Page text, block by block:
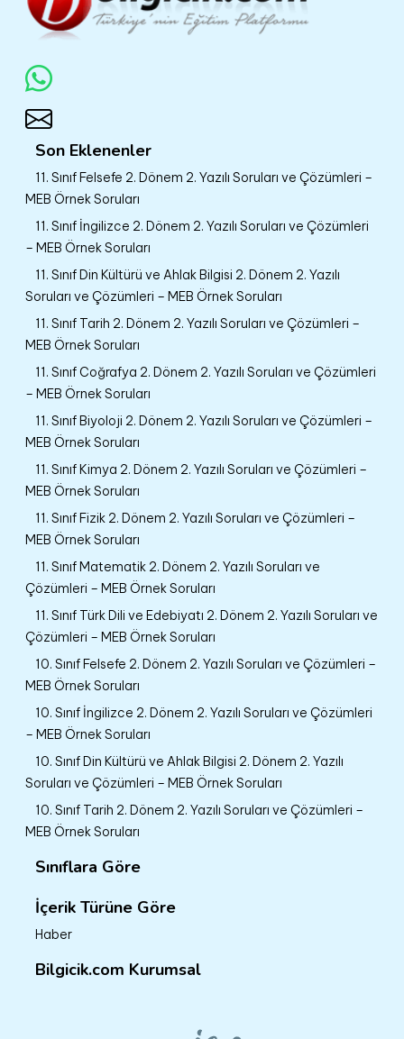
Son Eklenenler
11. Sınıf Felsefe 2. Dönem 2. Yazılı Soruları ve Çözümleri –
MEB Örnek Soruları
11. Sınıf İngilizce 2. Dönem 2. Yazılı Soruları ve Çözümleri
– MEB Örnek Soruları
11. Sınıf Din Kültürü ve Ahlak Bilgisi 2. Dönem 2. Yazılı
Soruları ve Çözümleri – MEB Örnek Soruları
11. Sınıf Tarih 2. Dönem 2. Yazılı Soruları ve Çözümleri –
MEB Örnek Soruları
11. Sınıf Coğrafya 2. Dönem 2. Yazılı Soruları ve Çözümleri
– MEB Örnek Soruları
11. Sınıf Biyoloji 2. Dönem 2. Yazılı Soruları ve Çözümleri –
MEB Örnek Soruları
11. Sınıf Kimya 2. Dönem 2. Yazılı Soruları ve Çözümleri –
MEB Örnek Soruları
11. Sınıf Fizik 2. Dönem 2. Yazılı Soruları ve Çözümleri –
MEB Örnek Soruları
11. Sınıf Matematik 2. Dönem 2. Yazılı Soruları ve
Çözümleri – MEB Örnek Soruları
11. Sınıf Türk Dili ve Edebiyatı 2. Dönem 2. Yazılı Soruları ve
Çözümleri – MEB Örnek Soruları
10. Sınıf Felsefe 2. Dönem 2. Yazılı Soruları ve Çözümleri –
MEB Örnek Soruları
10. Sınıf İngilizce 2. Dönem 2. Yazılı Soruları ve Çözümleri
– MEB Örnek Soruları
10. Sınıf Din Kültürü ve Ahlak Bilgisi 2. Dönem 2. Yazılı
Soruları ve Çözümleri – MEB Örnek Soruları
10. Sınıf Tarih 2. Dönem 2. Yazılı Soruları ve Çözümleri –
MEB Örnek Soruları
Sınıflara Göre
İçerik Türüne Göre
Haber
Bilgicik.com Kurumsal